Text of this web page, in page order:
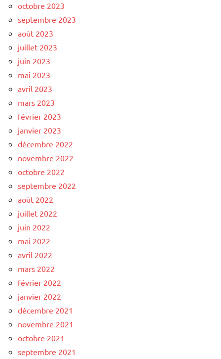
octobre 2023
septembre 2023
août 2023
juillet 2023
juin 2023
mai 2023
avril 2023
mars 2023
février 2023
janvier 2023
décembre 2022
novembre 2022
octobre 2022
septembre 2022
août 2022
juillet 2022
juin 2022
mai 2022
avril 2022
mars 2022
février 2022
janvier 2022
décembre 2021
novembre 2021
octobre 2021
septembre 2021